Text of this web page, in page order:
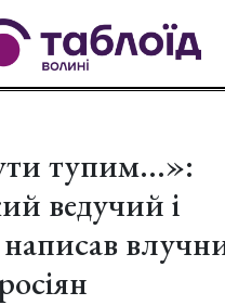
емоції:
2026
переглядів
для
знаків
2026
переглядів
тупим...»:
ведучий і